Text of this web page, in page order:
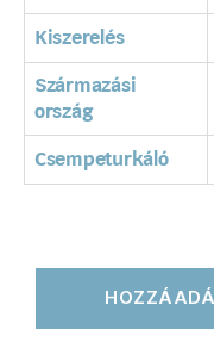
Kiszerelés
Származási
ország
Csempeturkáló